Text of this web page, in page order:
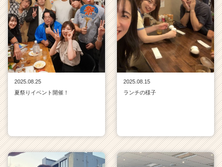
2025.08.25
夏祭りイベント開催！
2025.08.15
ランチの様子